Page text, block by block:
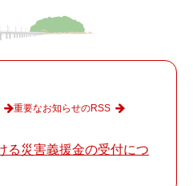
る災害義援金の受付につ
重要なお知らせのRSS